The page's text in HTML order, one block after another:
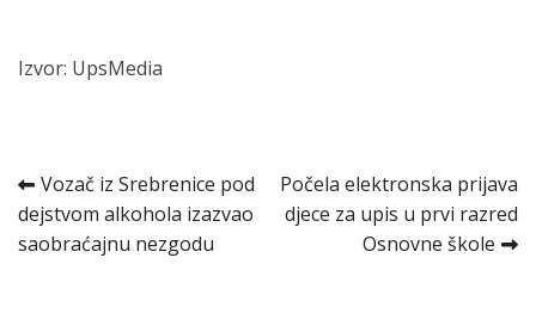
Izvor: UpsMedia
Kretanje
članka
Vozač iz Srebrenice pod
dejstvom alkohola izazvao
saobraćajnu nezgodu
Počela elektronska prijava
djece za upis u prvi razred
Osnovne škole